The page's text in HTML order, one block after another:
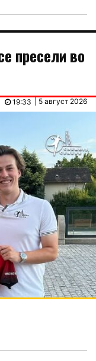
пресели во
| 5 август 2026
19:33